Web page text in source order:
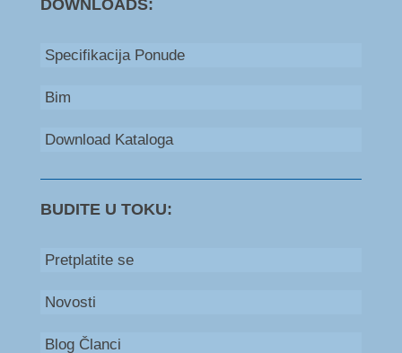
DOWNLOADS:
Specifikacija Ponude
Bim
Download Kataloga
BUDITE U TOKU:
Pretplatite se
Novosti
Blog Članci